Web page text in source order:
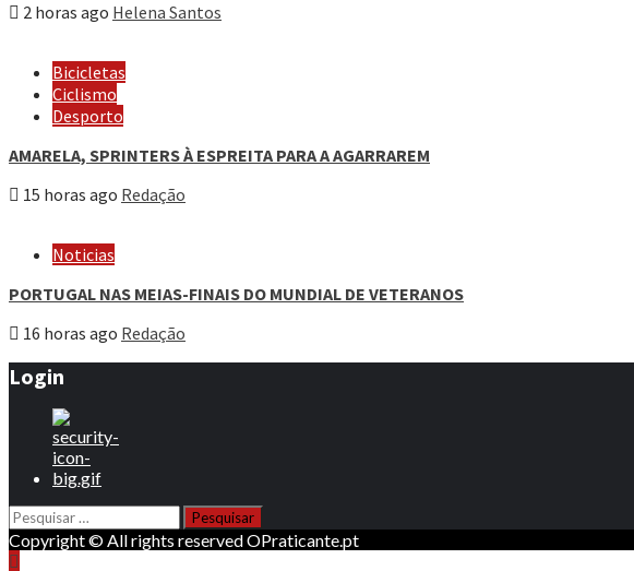
2 horas ago Helena Santos
Bicicletas
Ciclismo
Desporto
AMARELA, SPRINTERS À ESPREITA PARA A AGARRAREM
15 horas ago Redação
Noticias
PORTUGAL NAS MEIAS-FINAIS DO MUNDIAL DE VETERANOS
16 horas ago Redação
Login
Pesquisar
por:
Copyright © All rights reserved OPraticante.pt